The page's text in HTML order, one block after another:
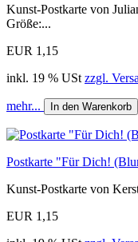
Kunst-Postkarte von
Größe:...
EUR 1,15
inkl. 19 % USt zzgl.
mehr... In den Warenkorb
Postkarte "Für Dich!
Kunst-Postkarte von
EUR 1,15